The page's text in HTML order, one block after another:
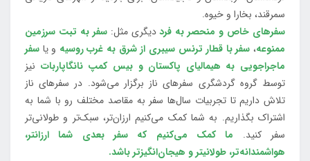
سمرقند، بخارا و خیوه.
سفرهای خاص و منحصر به فرددیگری مثل:سفر به تبت سرزمین
ممنوعه، سفر با قطار ترنس سیبری از شرق به غرب روسیه و یا سفر
ماجراجویی به هیمالیای پاکستان و بیس کمپ نانگاپاربات نیز
توسط گروه گردشگری سفرهای ناز برگزار می‌شود. در سفرهای ناز
تلاش داریم تا تجربیات سال‌ها سفر به مقاصد مختلف رو با شما به
اشتراک بگذاریم. به شما کمک می‌کنیم ارزان‌تر، سبک‌تر و طولانی‌تر
سفر کنید. ما کمک می‌کنیم که سفر بعدی شما ارزانتر،
هواشمندانه‌تر، طولانی‎تر و هیجان‌انگیزتر باشد.